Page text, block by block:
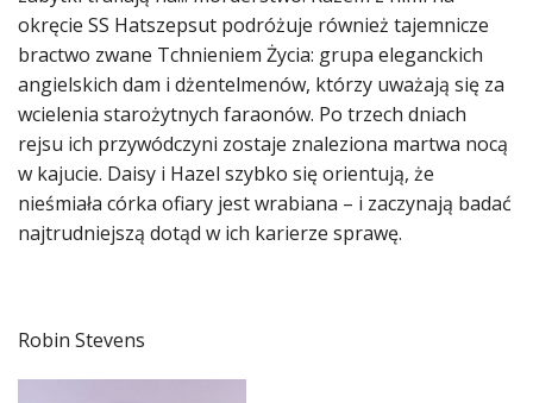
okręcie SS Hatszepsut podróżuje również tajemnicze
bractwo zwane Tchnieniem Życia: grupa eleganckich
angielskich dam i dżentelmenów, którzy uważają się za
wcielenia starożytnych faraonów. Po trzech dniach
rejsu ich przywódczyni zostaje znaleziona martwa nocą
w kajucie. Daisy i Hazel szybko się orientują, że
nieśmiała córka ofiary jest wrabiana – i zaczynają badać
najtrudniejszą dotąd w ich karierze sprawę.
Robin Stevens